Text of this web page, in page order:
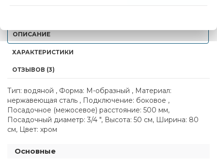
ОПИСАНИЕ
ХАРАКТЕРИСТИКИ
ОТЗЫВОВ (3)
Тип: водяной , Форма: М-образный , Материал:
нержавеющая сталь , Подключение: боковое ,
Посадочное (межосевое) расстояние: 500 мм,
Посадочный диаметр: 3/4 ", Высота: 50 см, Ширина: 80
см, Цвет: хром
Основные